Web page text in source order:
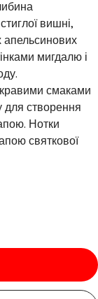
вишні,
мигдалю і
смаками
для створення
Нотки
святкової